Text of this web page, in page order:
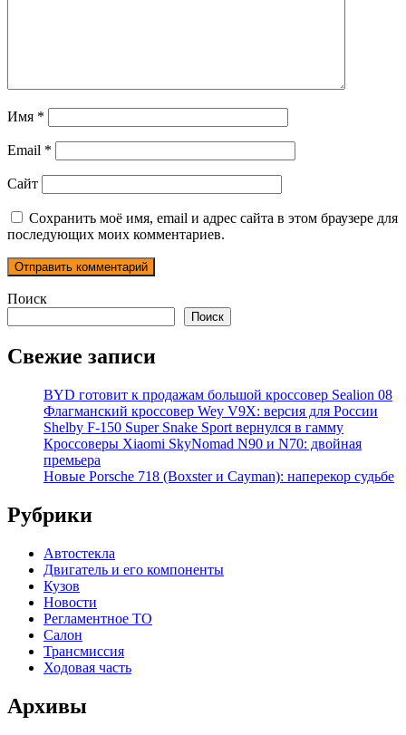
Имя *
Email *
Сайт
Сохранить моё имя, email и адрес сайта в этом браузере для
последующих моих комментариев.
Поиск
Поиск
Свежие записи
BYD готовит к продажам большой кроссовер Sealion 08
Флагманский кроссовер Wey V9X: версия для России
Shelby F-150 Super Snake Sport вернулся в гамму
Кроссоверы Xiaomi SkyNomad N90 и N70: двойная
премьера
Новые Porsche 718 (Boxster и Cayman): наперекор судьбе
Рубрики
Автостекла
Двигатель и его компоненты
Кузов
Новости
Регламентное ТО
Салон
Трансмиссия
Ходовая часть
Архивы